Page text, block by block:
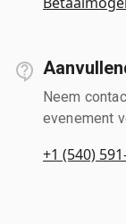
Neem
evenement
+1 (540)